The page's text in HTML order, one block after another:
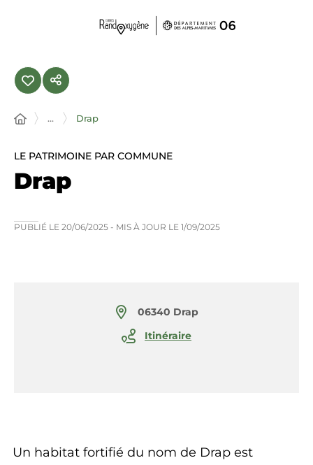
... Drap
LE PATRIMOINE PAR COMMUNE
Drap
PUBLIÉ LE 20/06/2025 - MIS À JOUR LE 1/09/2025
06340 Drap
Itinéraire
Un habitat fortifié du nom de Drap est